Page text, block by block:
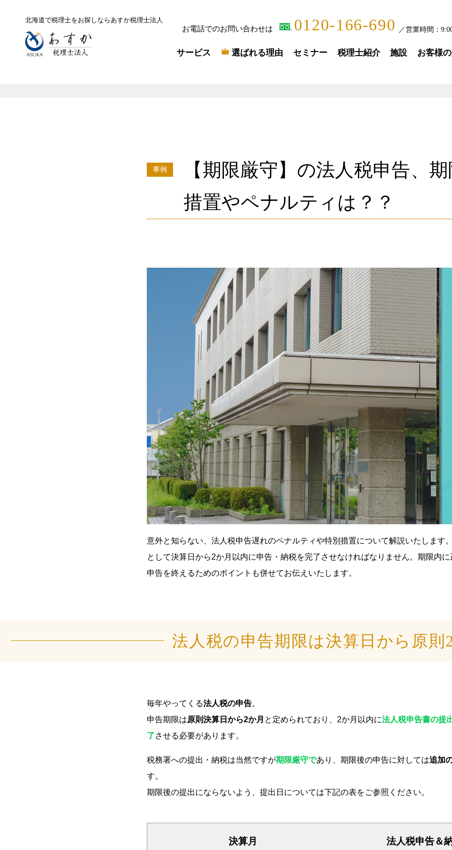
北海道で税理士をお探しならあすか税理士法人
お電話でのお問い合わせは 0120-166-690 ／営業時間：
サービス 選ばれる理由 セミナー 税理士紹介 施設 お客様
事例
【期限厳守】の法人税申告、
措置やペナルティは？？
意外と知らない、法人税申告遅れのペナルティや特別措置について解説いたします
として決算日から2か月以内に申告・納税を完了させなければなりません。期限内
申告を終えるためのポイントも併せてお伝えいたします。
法人税の申告期限は決算日から原則
毎年やってくる法人税の申告。
申告期限は原則決算日から2か月 と定められており、2か月以内に法人税申告書の提
了させる必要があります。
税務署への提出・納税は当然ですが期限厳守であり、期限後の申告に対しては追加
す。
期限後の提出にならないよう、提出日については下記の表をご参照ください。
決算月 法人税申告＆